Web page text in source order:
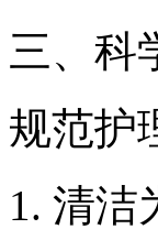
三、科
规范护
1. 清洁